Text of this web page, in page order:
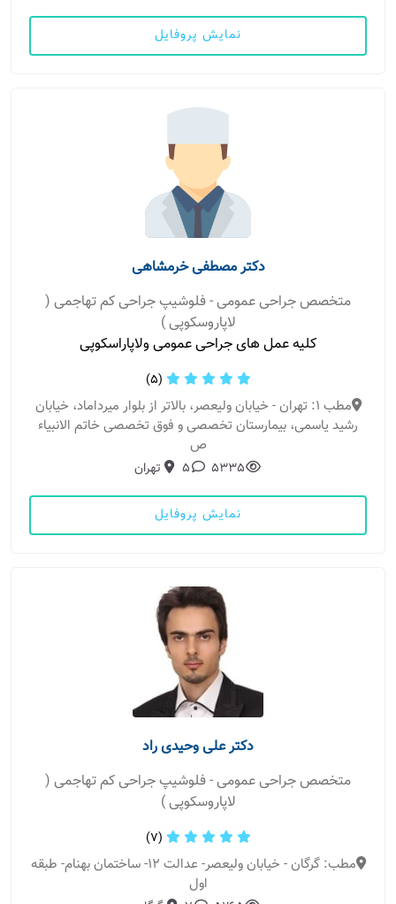
نمایش پروفایل
دکتر مصطفی خرمشاهی
متخصص جراحی عمومی - فلوشیپ جراحی کم تهاجمی (
لاپاروسکوپی )
کلیه عمل های جراحی عمومی ولاپاراسکوپی
(5)
مطب 1: تهران - خیابان ولیعصر، بالاتر از بلوار میرداماد، خیابان
رشید یاسمی، بیمارستان تخصصی و فوق تخصصی خاتم الانبیاء
ص
5335
5 تهران
نمایش پروفایل
دکتر علی وحیدی راد
متخصص جراحی عمومی - فلوشیپ جراحی کم تهاجمی (
لاپاروسکوپی )
(7)
مطب: گرگان - خیابان ولیعصر- عدالت 12- ساختمان بهنام- طبقه
اول